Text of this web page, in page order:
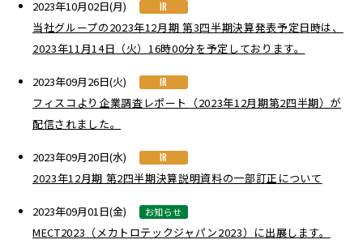
2023年10月02日(月) IR
当社グループの2023年12月期 第3四半期決算発表予定日時は、
2023年11月14日（火）16時00分を予定しております。
2023年09月26日(火) IR
フィスコより企業調査レポート（2023年12月期第2四半期）が
配信されました。
2023年09月20日(水) IR
2023年12月期 第2四半期決算説明資料の一部訂正について
2023年09月01日(金) お知らせ
MECT2023（メカトロテックジャパン2023）に出展します。